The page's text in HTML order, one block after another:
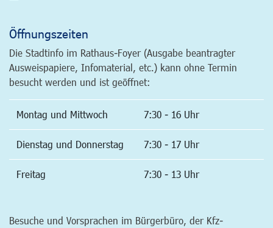
Öffnungszeiten
Die Stadtinfo im Rathaus-Foyer (Ausgabe beantragter
Ausweispapiere, Infomaterial, etc.) kann ohne Termin
besucht werden und ist geöffnet:
Montag und Mittwoch 7:30 - 16 Uhr
Dienstag und Donnerstag 7:30 - 17 Uhr
Freitag 7:30 - 13 Uhr
Besuche und Vorsprachen im Bürgerbüro, der Kfz-